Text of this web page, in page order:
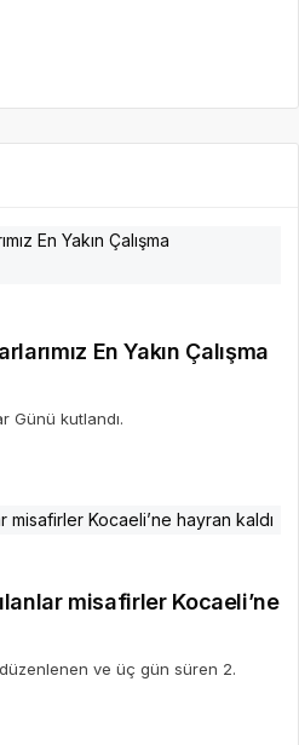
En Yakın Çalışma
Günü kutlandı.
misafirler Kocaeli’ne
ve üç gün süren 2.